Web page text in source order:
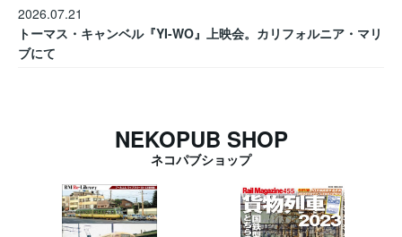
2026.07.21
トーマス・キャンベル『YI-WO』上映会。カリフォルニア・マリ
ブにて
NEKOPUB SHOP
ネコパブショップ